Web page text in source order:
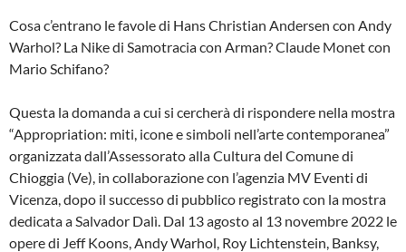
Cosa c’entrano le favole di Hans Christian Andersen con Andy
Warhol? La Nike di Samotracia con Arman? Claude Monet con
Mario Schifano?
Questa la domanda a cui si cercherà di rispondere nella mostra
“Appropriation: miti, icone e simboli nell’arte contemporanea”
organizzata dall’Assessorato alla Cultura del Comune di
Chioggia (Ve), in collaborazione con l’agenzia MV Eventi di
Vicenza, dopo il successo di pubblico registrato con la mostra
dedicata a Salvador Dalì. Dal 13 agosto al 13 novembre 2022 le
opere di Jeff Koons, Andy Warhol, Roy Lichtenstein, Banksy,